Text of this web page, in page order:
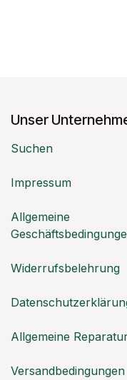
Unser
Suchen
Impressum
Allgemeine
Widerrufsbelehrung
Allgemeine
Versandbedingungen